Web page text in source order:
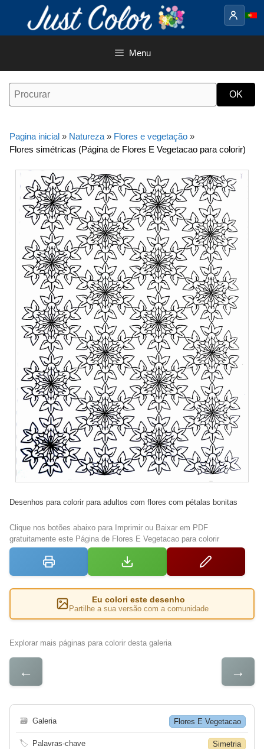
o
Menu
Pagina inicial » Natureza » Flores e vegetação »
Flores simétricas (Página de Flores E Vegetacao para colorir)
Desenhos para colorir para adultos com flores com pétalas bonitas
Clique nos botões abaixo para Imprimir ou Baixar em PDF
gratuitamente este Página de Flores E Vegetacao para colorir
Eu colori este desenho
Partilhe a sua versão com a comunidade
Explorar mais páginas para colorir desta galeria
← →
🗃 Galeria Flores E Vegetacao
🏷 Palavras-chave Simetria